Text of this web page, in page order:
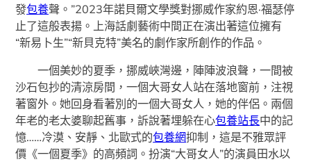
發包養聲。”2023年諾貝爾文學獎對挪威作家約恩·福瑟停
止了這般表揚。上海話劇藝術中間正在演出著這位擁有
“新易卜生”“新貝克特”美名的劇作家所創作的作品。
一個美妙的夏季，挪威峽灣邊，陣陣波浪聲，一間被
沙石包抄的清涼房間，一個大哥女人站在落地窗前，注視
著窗外。她回身看著別的一個大哥女人，她的伴侶。兩個
年老的老太婆聊起舊事，訴說著埋躲在心包養站長中的記
憶……冷漠、安靜、北歐式的包養網抑制，這是不雅眾評
價《一個夏季》的高頻詞。扮演“大哥女人”的演員田水以